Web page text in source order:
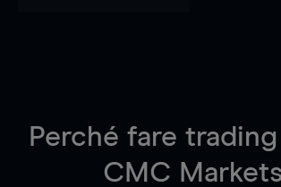
Perché fare
CMC